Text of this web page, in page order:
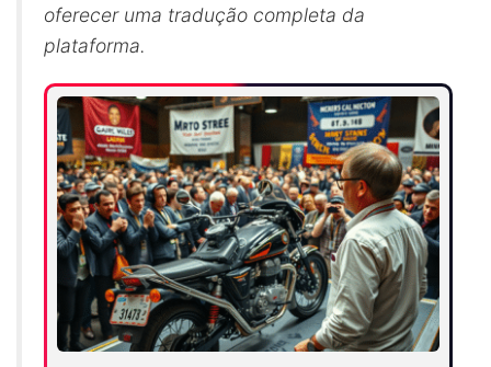
oferecer uma tradução completa da
plataforma.